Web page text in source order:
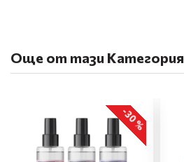
Още от тази Категория
-30 %